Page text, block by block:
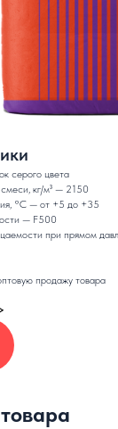
серого цвета
кг/м³ — 2150
°C — от +5 до +35
— F500
при прямом
продажу товара